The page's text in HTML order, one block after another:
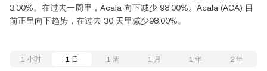
3.00%。在过去一周里，Acala 向下减少 98.00%。Acala (ACA) 目
前正呈向下趋势，在过去 30 天里减少98.00%。
1 小时 1 日 1 周 1 月 1 年 2 年